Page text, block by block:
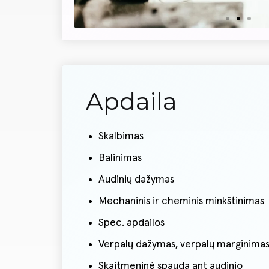
Apdaila
Skalbimas
Balinimas
Audinių dažymas
Mechaninis ir cheminis minkštinimas
Spec. apdailos
Verpalų dažymas, verpalų marginimas
Skaitmeninė spauda ant audinio